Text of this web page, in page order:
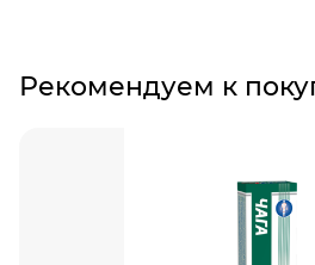
Рекомендуем к